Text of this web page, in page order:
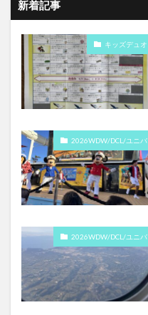
新着記事
キッズデュオ
2026WDW/DCL/ユニバ
2026WDW/DCL/ユニバ